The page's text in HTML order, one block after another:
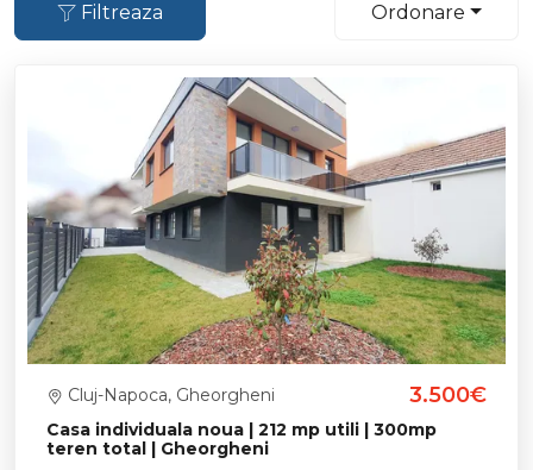
Ordonare
Filtreaza
Casa individuala noua | 212 mp utili | 300mp
teren total | Gheorgheni
Cluj-Napoca, Gheorgheni 3.500€